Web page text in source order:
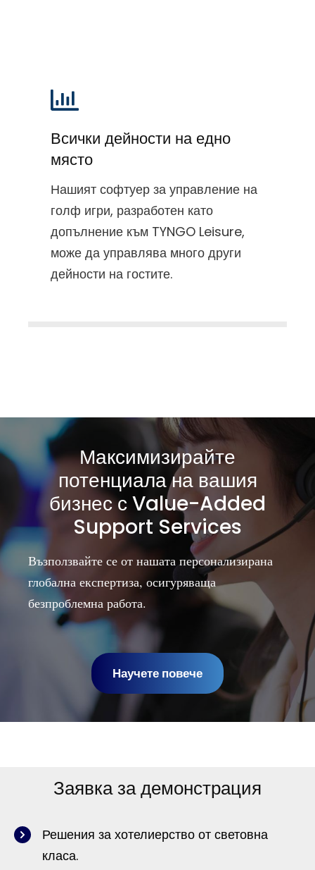
Всички дейности на едно
място
Нашият софтуер за управление на
голф игри, разработен като
допълнение към TYNGO Leisure,
може да управлява много други
дейности на гостите.
Максимизирайте
потенциала на вашия
бизнес с Value-Added
Support Services
Възползвайте се от нашата персонализирана
глобална експертиза, осигуряваща
безпроблемна работа.
Научете повече
Заявка за демонстрация
Решения за хотелиерство от световна
класа.